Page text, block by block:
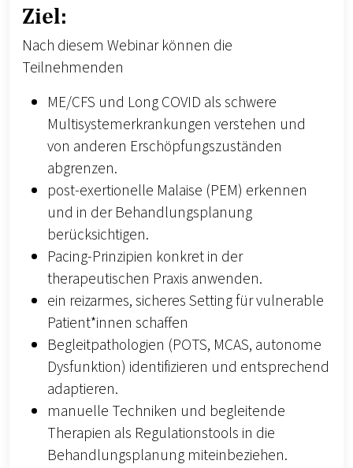
Ziel:
Nach diesem Webinar können die
Teilnehmenden
ME/CFS und Long COVID als schwere
Multisystemerkrankungen verstehen und
von anderen Erschöpfungszuständen
abgrenzen.
post-exertionelle Malaise (PEM) erkennen
und in der Behandlungsplanung
berücksichtigen.
Pacing-Prinzipien konkret in der
therapeutischen Praxis anwenden.
ein reizarmes, sicheres Setting für vulnerable
Patient*innen schaffen
Begleitpathologien (POTS, MCAS, autonome
Dysfunktion) identifizieren und entsprechend
adaptieren.
manuelle Techniken und begleitende
Therapien als Regulationstools in die
Behandlungsplanung miteinbeziehen.